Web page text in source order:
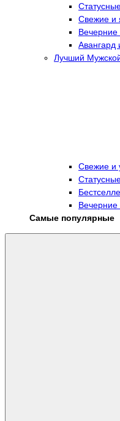
Свежие и
Вечерние
Авангард
Лучший
Свежие и
Вечерние
Самые популярные